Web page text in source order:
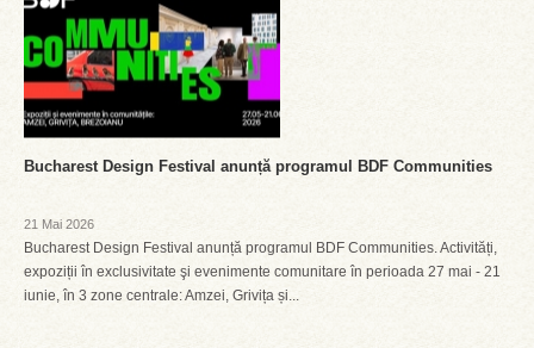
Bucharest Design Festival anunță programul BDF Communities
21 Mai 2026
Bucharest Design Festival anunță programul BDF Communities. Activități,
expoziții în exclusivitate şi evenimente comunitare în perioada 27 mai - 21
iunie, în 3 zone centrale: Amzei, Grivița și...